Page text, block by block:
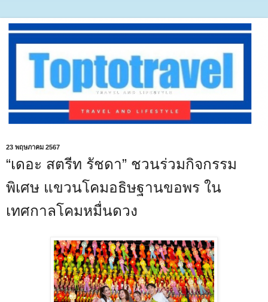
23 พฤษภาคม 2567
“เดอะ สตรีท รัชดา” ชวนร่วมกิจกรรม
พิเศษ แขวนโคมอธิษฐานขอพร ใน
เทศกาลโคมหมื่นดวง